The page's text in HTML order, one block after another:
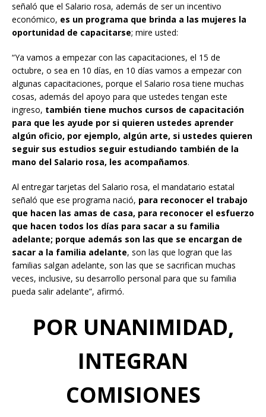
señaló que el Salario rosa, además de ser un incentivo
económico, es un programa que brinda a las mujeres la
oportunidad de capacitarse; mire usted:
“Ya vamos a empezar con las capacitaciones, el 15 de
octubre, o sea en 10 días, en 10 días vamos a empezar con
algunas capacitaciones, porque el Salario rosa tiene muchas
cosas, además del apoyo para que ustedes tengan este
ingreso, también tiene muchos cursos de capacitación
para que les ayude por si quieren ustedes aprender
algún oficio, por ejemplo, algún arte, si ustedes quieren
seguir sus estudios seguir estudiando también de la
mano del Salario rosa, les acompañamos.
Al entregar tarjetas del Salario rosa, el mandatario estatal
señaló que ese programa nació, para reconocer el trabajo
que hacen las amas de casa, para reconocer el esfuerzo
que hacen todos los días para sacar a su familia
adelante; porque además son las que se encargan de
sacar a la familia adelante, son las que logran que las
familias salgan adelante, son las que se sacrifican muchas
veces, inclusive, su desarrollo personal para que su familia
pueda salir adelante”, afirmó.
POR UNANIMIDAD,
INTEGRAN
COMISIONES